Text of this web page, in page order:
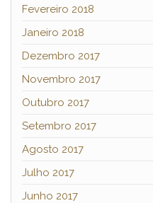
Fevereiro 2018
Janeiro 2018
Dezembro 2017
Novembro 2017
Outubro 2017
Setembro 2017
Agosto 2017
Julho 2017
Junho 2017